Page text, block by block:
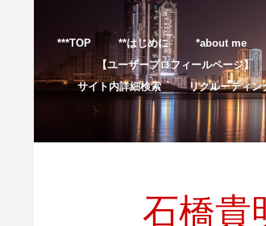
***TOP **はじめに *about me
【ユーザープロフィールページ】
サイト内詳細検索
リクルーティン
石橋貴